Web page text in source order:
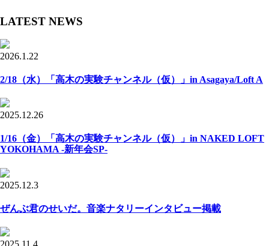
LATEST NEWS
2026.1.22
2/18（水）「高木の実験チャンネル（仮）」in Asagaya/Loft A
2025.12.26
1/16（金）「高木の実験チャンネル（仮）」in NAKED LOFT
YOKOHAMA -新年会SP-
2025.12.3
ぜんぶ君のせいだ。音楽ナタリーインタビュー掲載